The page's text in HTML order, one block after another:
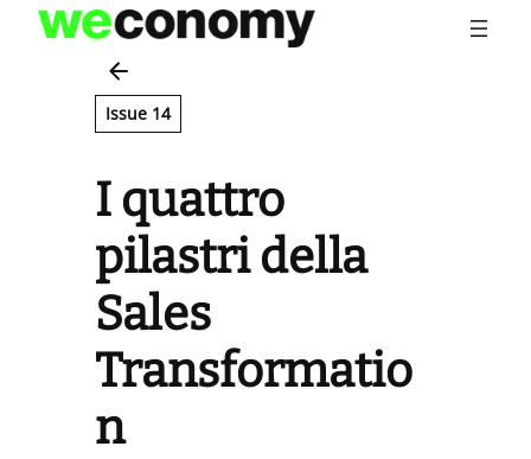
Vai
contenuto
Issue 14
I quattro
pilastri della
Sales
Transformatio
n